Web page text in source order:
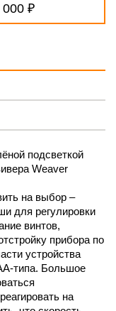
000 ₽
подсветкой
Weaver
на выбор –
для регулировки
винтов,
прибора по
устройства
типа. Большое
на